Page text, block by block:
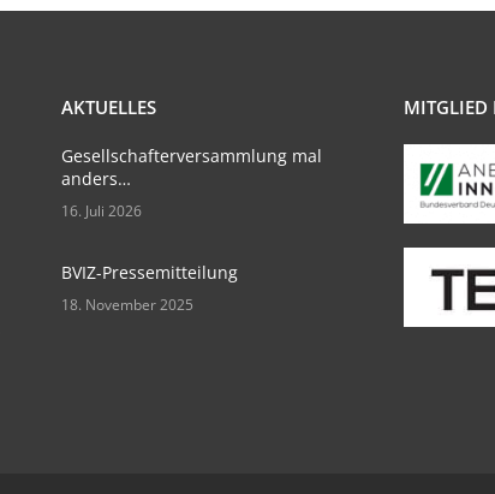
AKTUELLES
Gesellschafterversammlung mal
anders…
16. Juli 2026
BVIZ-Pressemitteilung
18. November 2025
MITGLIED